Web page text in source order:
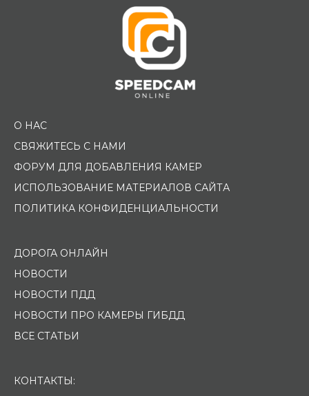
О НАС
СВЯЖИТЕСЬ С НАМИ
ФОРУМ ДЛЯ ДОБАВЛЕНИЯ КАМЕР
ИСПОЛЬЗОВАНИЕ МАТЕРИАЛОВ САЙТА
ПОЛИТИКА КОНФИДЕНЦИАЛЬНОСТИ
ДОРОГА ОНЛАЙН
НОВОСТИ
НОВОСТИ ПДД
НОВОСТИ ПРО КАМЕРЫ ГИБДД
ВСЕ СТАТЬИ
КОНТАКТЫ: